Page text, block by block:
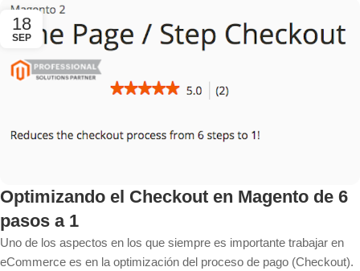
18
SEP
Optimizando el Checkout en Magento de 6
pasos a 1
Uno de los aspectos en los que siempre es importante trabajar en
eCommerce es en la optimización del proceso de pago (Checkout).